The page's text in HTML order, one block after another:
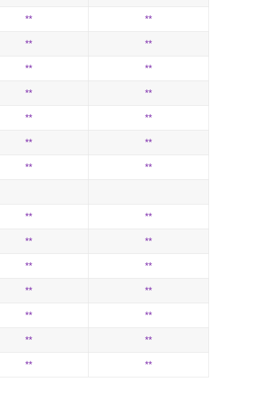
** **
** **
** **
** **
** **
** **
** **
** **
** **
** **
** **
** **
** **
** **